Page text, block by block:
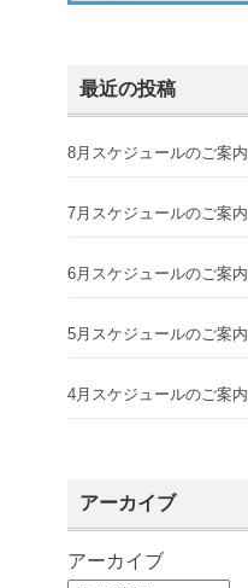
最近の投稿
8月スケジュールのご案内
7月スケジュールのご案内
6月スケジュールのご案内
5月スケジュールのご案内
4月スケジュールのご案内
アーカイブ
アーカイブ